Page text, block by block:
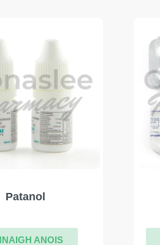
Patanol
ANOIS